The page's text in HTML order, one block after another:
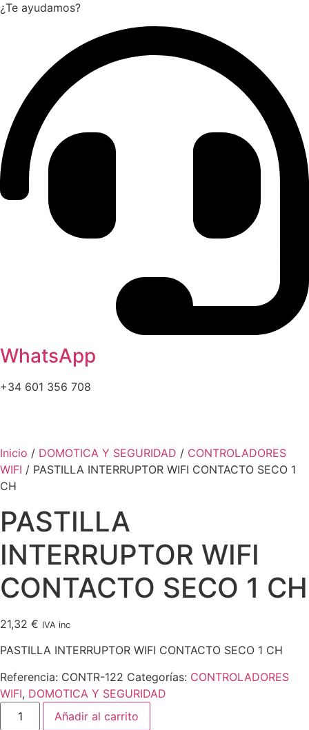
¿Te ayudamos?
WhatsApp
+34 601 356 708
Inicio / DOMOTICA Y SEGURIDAD / CONTROLADORES
WIFI / PASTILLA INTERRUPTOR WIFI CONTACTO SECO 1
CH
PASTILLA
INTERRUPTOR WIFI
CONTACTO SECO 1 CH
21,32 € IVA inc
PASTILLA INTERRUPTOR WIFI CONTACTO SECO 1 CH
Referencia: CONTR-122 Categorías: CONTROLADORES
WIFI, DOMOTICA Y SEGURIDAD
PASTILLA
INTERRUPTORAñadir al carrito